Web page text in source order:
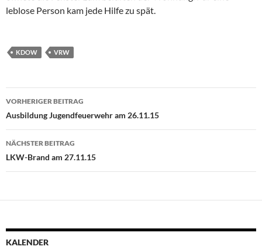
leblose Person kam jede Hilfe zu spät.
KDOW VRW
Beitragsnavigation
VORHERIGER BEITRAG
Ausbildung Jugendfeuerwehr am 26.11.15
NÄCHSTER BEITRAG
LKW-Brand am 27.11.15
KALENDER